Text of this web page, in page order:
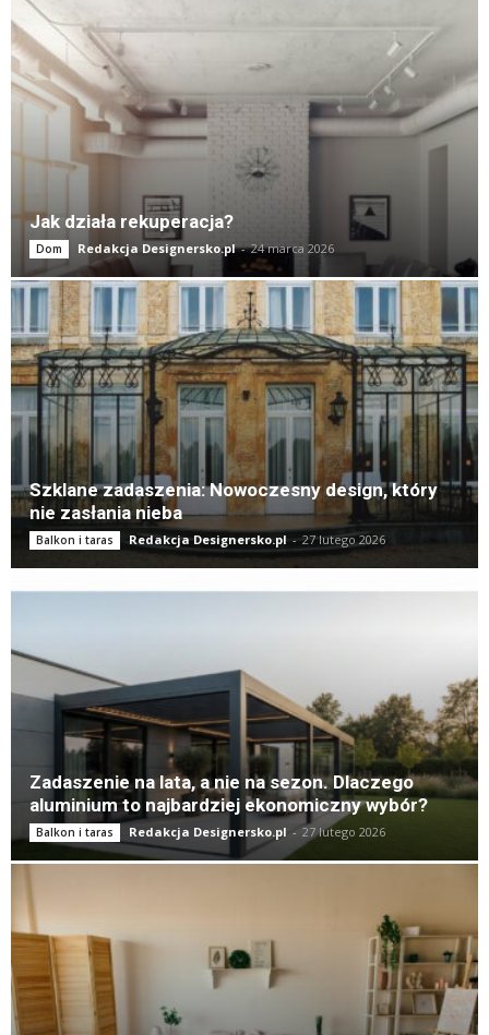
Jak działa rekuperacja?
Dom Redakcja Designersko.pl - 24 marca 2026
Szklane zadaszenia: Nowoczesny design, który
nie zasłania nieba
Balkon i taras Redakcja Designersko.pl - 27 lutego 2026
Zadaszenie na lata, a nie na sezon. Dlaczego
aluminium to najbardziej ekonomiczny wybór?
Balkon i taras Redakcja Designersko.pl - 27 lutego 2026